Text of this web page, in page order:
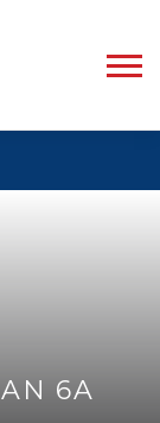
6A